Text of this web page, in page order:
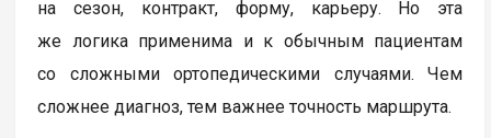
на сезон, контракт, форму, карьеру. Но эта
же логика применима и к обычным пациентам
со сложными ортопедическими случаями. Чем
сложнее диагноз, тем важнее точность маршрута.